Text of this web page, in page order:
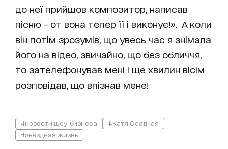
до неї прийшов композитор, написав
пісню – от вона тепер її і виконує!». А коли
він потім зрозумів, що увесь час я знімала
його на відео, звичайно, що без обличчя,
то зателефонував мені і ще хвилин вісім
розповідав, що впізнав мене!
#новости шоу-бизнеса
#Катя Осадчая
#звездная жизнь